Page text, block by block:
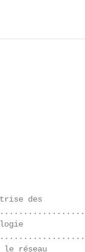
des
le réseau